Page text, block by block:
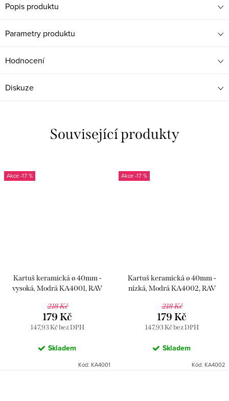
Popis produktu
Parametry produktu
Hodnocení
Diskuze
Související produkty
-17 %
Kartuš keramická ø 40mm -
vysoká, Modrá KA4001, RAV
218 Kč
147,93 Kč bez DPH
179 Kč
Skladem
Kód: KA4001
-17 %
Kartuš keramická ø 40mm -
nízká, Modrá KA4002, RAV
218 Kč
147,93 Kč bez DPH
179 Kč
Skladem
Kód: KA4002